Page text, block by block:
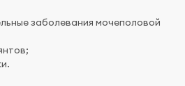
заболевания мочеполовой